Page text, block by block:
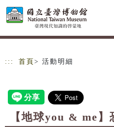
跳到主要內容
網站導覽
::: 首頁 > 活動明細
【地球you & me】